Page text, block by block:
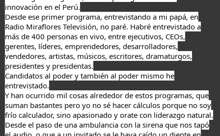
innovación en el Perú.
Desde ese primer programa, entrevistando a mi papá, en
Radio Miraflores Televisión, no paré. Habré entrevistado a
más de 400 personas en vivo, entre ejecutivos, CEOs,
gerentes, líderes, emprendedores, desarrolladores,
vendedores, artistas, músicos, escritores, dramaturgos,
presidentes y presidentas.
Candidatos al poder y también al poder mismo he
entrevistado.
Y han ocurrido mil cosas alrededor de estos programas, que
suman bastantes pero yo no sé hacer cálculos porque no soy
frío calculador, sino apasionado y orate con liderazgo natural.
Desde el paso de una ambulancia con la sirena que nos tapó